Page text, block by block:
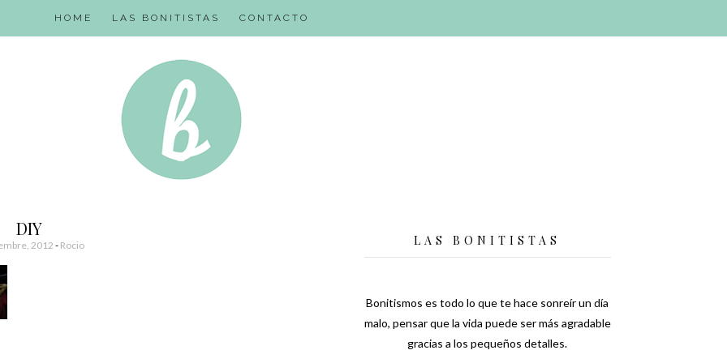
HOME LAS BONITISTAS CONTACTO
DIY
2012 - Rocio LAS BONITISTAS
Bonitismos es todo lo que te hace sonreír un día
malo, pensar que la vida puede ser más agradable
gracias a los pequeños detalles.